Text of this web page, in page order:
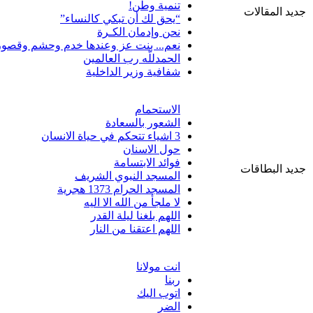
جديد المقالات
تنمية وطن!
“يحق لك أن تبكي كالنساء”
نحن وإدمان الكـرة
نعم... بنت عز وعندها خدم وحشم
الحمدللّه رب العالمين
شفافية وزير الداخلية
جديد البطاقات
الاستحمام
الشعور بالسعادة
3 اشياء تتحكم في حياة الانسان
حول الاسنان
فوائد الابتسامة
المسجد النبوي الشريف
المسجد الحرام 1373 هجرية
لا ملجأ من الله الا اليه
اللهم بلغنا ليلة القدر
اللهم اعتقنا من النار
انت مولانا
ربنا
اتوب اليك
الضر